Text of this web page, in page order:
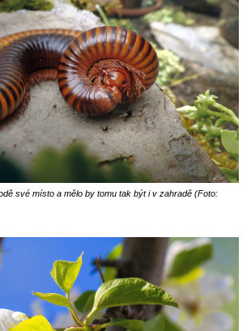
své místo a mělo by tomu tak být i v zahradě (Foto: